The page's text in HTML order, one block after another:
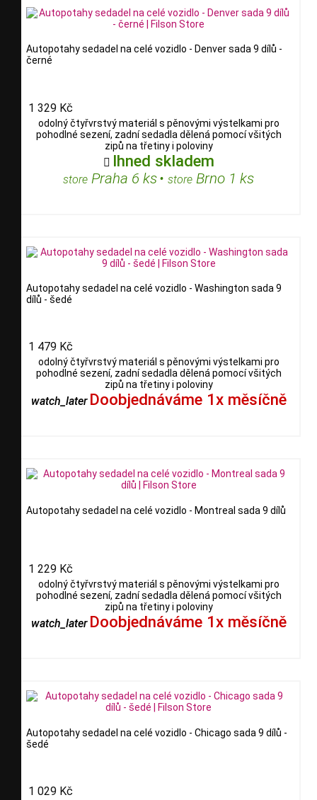
Autopotahy sedadel na celé vozidlo - Denver sada 9 dílů -
černé
1 329 Kč
odolný čtyřvrstvý materiál s pěnovými výstelkami pro
pohodlné sezení, zadní sedadla dělená pomocí všitých
zipů na třetiny i poloviny
 Ihned skladem
store Praha 6 ks• store Brno 1 ks
Autopotahy sedadel na celé vozidlo - Washington sada 9
dílů - šedé
1 479 Kč
odolný čtyřvrstvý materiál s pěnovými výstelkami pro
pohodlné sezení, zadní sedadla dělená pomocí všitých
zipů na třetiny i poloviny
watch_later Doobjednáváme 1x měsíčně
Autopotahy sedadel na celé vozidlo - Montreal sada 9 dílů
1 229 Kč
odolný čtyřvrstvý materiál s pěnovými výstelkami pro
pohodlné sezení, zadní sedadla dělená pomocí všitých
zipů na třetiny i poloviny
watch_later Doobjednáváme 1x měsíčně
Autopotahy sedadel na celé vozidlo - Chicago sada 9 dílů -
šedé
1 029 Kč